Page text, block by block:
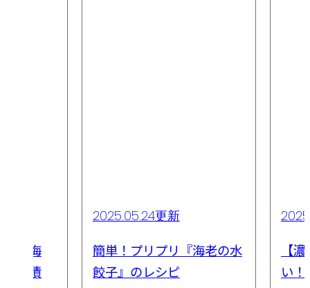
払い海
興酒漬
2025.05.24更新
簡単！プリプリ『海老の水
餃子』のレシピ
【
い